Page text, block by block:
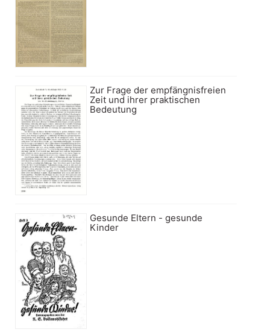
Zur Frage der empfängnisfreien
Zeit und ihrer praktischen
Bedeutung
Gesunde Eltern - gesunde
Kinder